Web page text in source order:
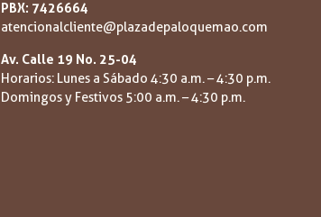
PBX: 7426664
atencionalcliente@plazadepaloquemao.com
Av. Calle 19 No. 25-04
Horarios: Lunes a Sábado 4:30 a.m. – 4:30 p.m.
Domingos y Festivos 5:00 a.m. – 4:30 p.m.